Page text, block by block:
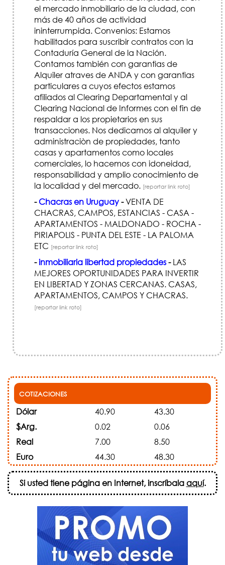
el mercado inmobiliario de la ciudad, con
más de 40 años de actividad
ininterrumpida. Convenios: Estamos
habilitados para suscribir contratos con la
Contaduría General de la Nación.
Contamos también con garantìas de
Alquiler atraves de ANDA y con garantìas
particulares a cuyos efectos estamos
afiliados al Clearing Departamental y al
Clearing Nacional de Informes con el fin de
respaldar a los propietarios en sus
transacciones. Nos dedicamos al alquiler y
administraciòn de propiedades, tanto
casas y apartamentos como locales
comerciales, lo hacemos con idoneidad,
responsabilidad y amplio conocimiento de
la localidad y del mercado. [reportar link roto]
-Chacras en Uruguay-VENTA DE
CHACRAS, CAMPOS, ESTANCIAS - CASA -
APARTAMENTOS - MALDONADO - ROCHA -
PIRIAPOLIS - PUNTA DEL ESTE - LA PALOMA
ETC [reportar link roto]
-inmobiliaria libertad propiedades-LAS
MEJORES OPORTUNIDADES PARA INVERTIR
EN LIBERTAD Y ZONAS CERCANAS. CASAS,
APARTAMENTOS, CAMPOS Y CHACRAS.
[reportar link roto]
COTIZACIONES
Dólar 40.90
43.30
$Arg.
0.02
0.06
Real
7.00
8.50
Euro
44.30 48.30
Si usted tiene página en Internet, inscríbalaaquí.